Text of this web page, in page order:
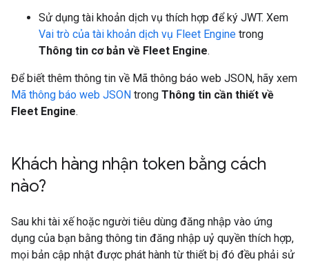
Sử dụng tài khoản dịch vụ thích hợp để ký JWT. Xem
Vai trò của tài khoản dịch vụ Fleet Engine trong
Thông tin cơ bản về Fleet Engine.
Để biết thêm thông tin về Mã thông báo web JSON, hãy xem
Mã thông báo web JSON trong Thông tin cần thiết về
Fleet Engine.
Khách hàng nhận token bằng cách
nào?
Sau khi tài xế hoặc người tiêu dùng đăng nhập vào ứng
dụng của bạn bằng thông tin đăng nhập uỷ quyền thích hợp,
mọi bản cập nhật được phát hành từ thiết bị đó đều phải sử